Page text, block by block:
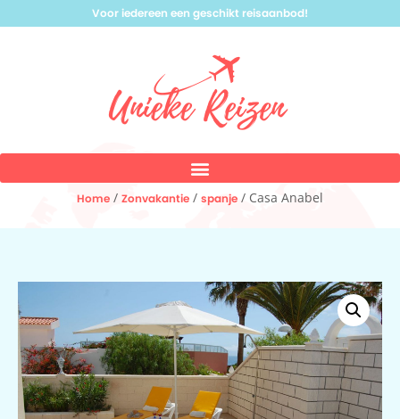
Voor iedereen een geschikt reisaanbod!
Home / Zonvakantie / spanje / Casa Anabel